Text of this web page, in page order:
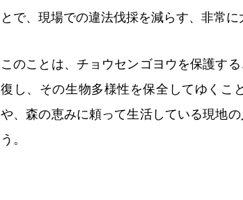
とで、現場での違法伐採を減らす、非常に
このことは、チョウセンゴヨウを保護す
復し、その生物多様性を保全してゆくこ
や、森の恵みに頼って生活している現地
う。